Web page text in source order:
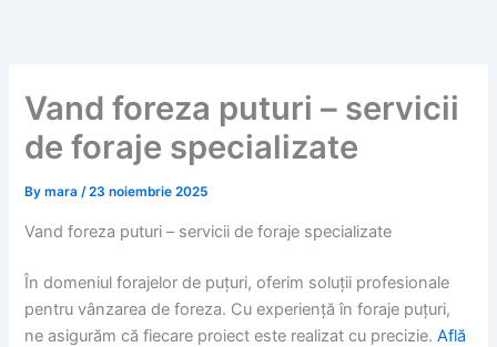
Vand foreza puturi – servicii
de foraje specializate
Bymara/23 noiembrie 2025
Vand foreza puturi – servicii de foraje specializate
În domeniul forajelor de puțuri, oferim soluții profesionale
pentru vânzarea de foreza. Cu experiență în foraje puțuri,
ne asigurăm că fiecare proiect este realizat cu precizie.Află